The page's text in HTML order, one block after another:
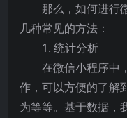
那么，如何进行
几种常见的方法：
1. 统计分析
在微信小程序中
作，可以方便的了解
为等等。基于数据，